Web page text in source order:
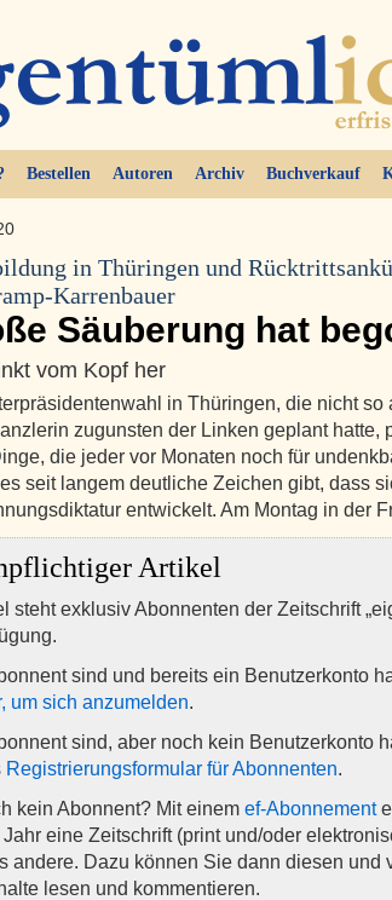
Bestellen Autoren Archiv Buchverkauf
in Thüringen und
Karrenbauer
Säuberung hat
vom Kopf her
in Thüringen, die nicht so
zugunsten der Linken geplant hatte,
die jeder vor Monaten noch für
seit langem deutliche Zeichen gibt, dass
entwickelt. Am Montag in der
Artikel
steht exklusiv Abonnenten der Zeitschrift
sind und bereits ein Benutzerkonto
um sich anzumelden.
sind, aber noch kein Benutzerkonto
Registrierungsformular für Abonnenten.
kein Abonnent? Mit einem ef-Abonnement
eine Zeitschrift (print und/oder
andere. Dazu können Sie dann diesen und
lesen und kommentieren.